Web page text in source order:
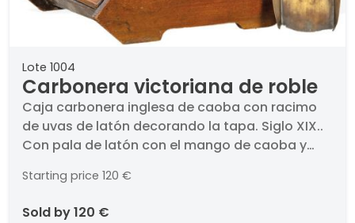
Lote 1004
Carbonera victoriana de roble
Caja carbonera inglesa de caoba con racimo
de uvas de latón decorando la tapa. Siglo XIX..
Con pala de latón con el mango de caoba y
cm.
Starting price 120 €
sold by120 €